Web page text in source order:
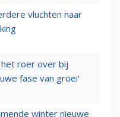
vluchten naar
het roer over bij
fase van groei'
winter nieuwe